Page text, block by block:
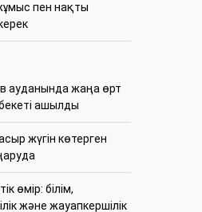
пен нақты
ауданында жаңа өрт
ашылды
жүгін көтерген
өмір: білім,
және жауапкершілік